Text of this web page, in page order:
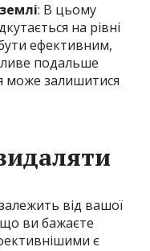
: В цьому
на рівні
ефективним,
подальше
може залишитися
від вашої
ви бажаєте
є